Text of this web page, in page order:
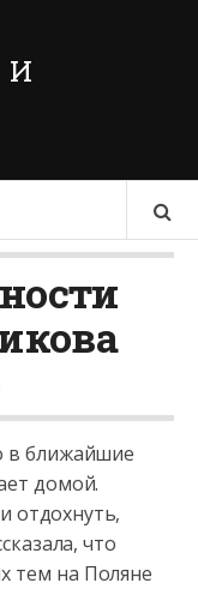
в ближайшие
домой.
отдохнуть,
что
тем на Поляне